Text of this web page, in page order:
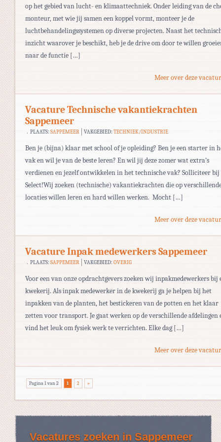
op het gebied van lucht- en klimaattechniek. Onder leiding van de
monteur, met wie jij samen een koppel vormt, monteer je de
luchtbehandelingssystemen op diverse projecten. Naast het
inzicht waarover je beschikt, heb je de drive om door te willen
naar de functie […]
Meer over deze
Vacature Technische vakantiekrachten
Sappemeer
PLAATS: SAPPEMEER VAKGEBIED:TECHNIEK/INDUSTRIE
Ben je (bijna) klaar met school of je opleiding? Ben je een starter in
vak en wil je van de beste leren? En wil jij deze zomer wat extra’s
verdienen en jezelf ontwikkelen in het technische vak? Solliciteer bij
Select!Wij zoeken (technische) vakantiekrachten die op
locaties willen leren en hard willen werken. Mocht […]
Meer over deze
Vacature Inpak medewerkers Sappemeer
PLAATS: SAPPEMEER VAKGEBIED:OVERIG
Voor een van onze opdrachtgevers zoeken wij inpakmedewerkers bij
kwekerij. Als inpak medewerker in de kwekerij ga je helpen bij het
inpakken van de planten, het bestickeren van de potten en het klaar
zetten voor transport. Je gaat werken op de verschillende afdelingen
vind het leuk om fysiek werk te verrichten. Elke dag […]
Meer over deze
Pagina 1 van 2 1 2 »
Vacatures zoeken in Sappemeer